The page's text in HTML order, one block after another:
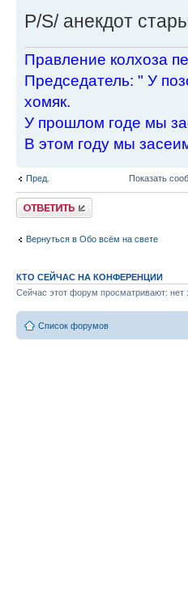
P/S/ анекдот
Пpавление колхоза
Пpедседатель: " У
хомяк.
У пpошлом годе мы
В этом году мы
Пред. Показать
Ответить
Вернуться в Обо всём на свете
КТО СЕЙЧАС НА КОНФЕРЕНЦИИ
Сейчас этот форум просматривают: нет
Список форумов